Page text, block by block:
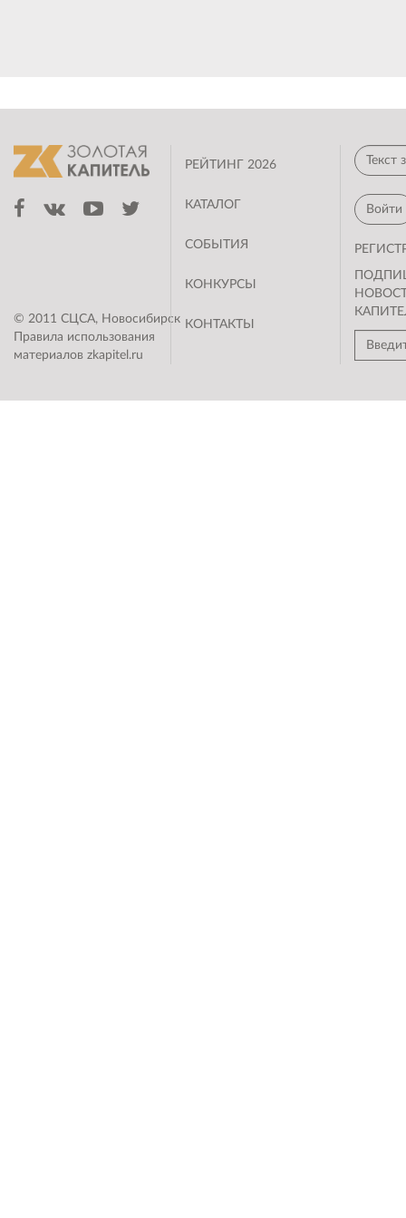
© 2011 СЦСА, Новосибирск
Правила использования
материалов zkapitel.ru
РЕЙТИНГ 2026
КАТАЛОГ
СОБЫТИЯ
КОНКУРСЫ
КОНТАКТЫ
Войти